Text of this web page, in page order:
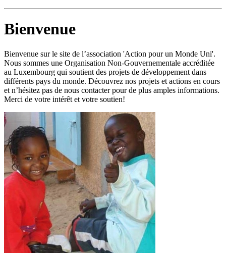
Bienvenue
Bienvenue sur le site de l’association 'Action pour un Monde Uni'.
Nous sommes une Organisation Non-Gouvernementale accréditée
au Luxembourg qui soutient des projets de développement dans
différents pays du monde. Découvrez nos projets et actions en cours
et n’hésitez pas de nous contacter pour de plus amples informations.
Merci de votre intérêt et votre soutien!